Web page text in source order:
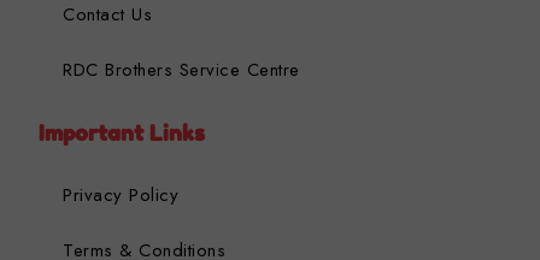
Contact Us
RDC Brothers Service Centre
Important Links
Privacy Policy
Terms & Conditions